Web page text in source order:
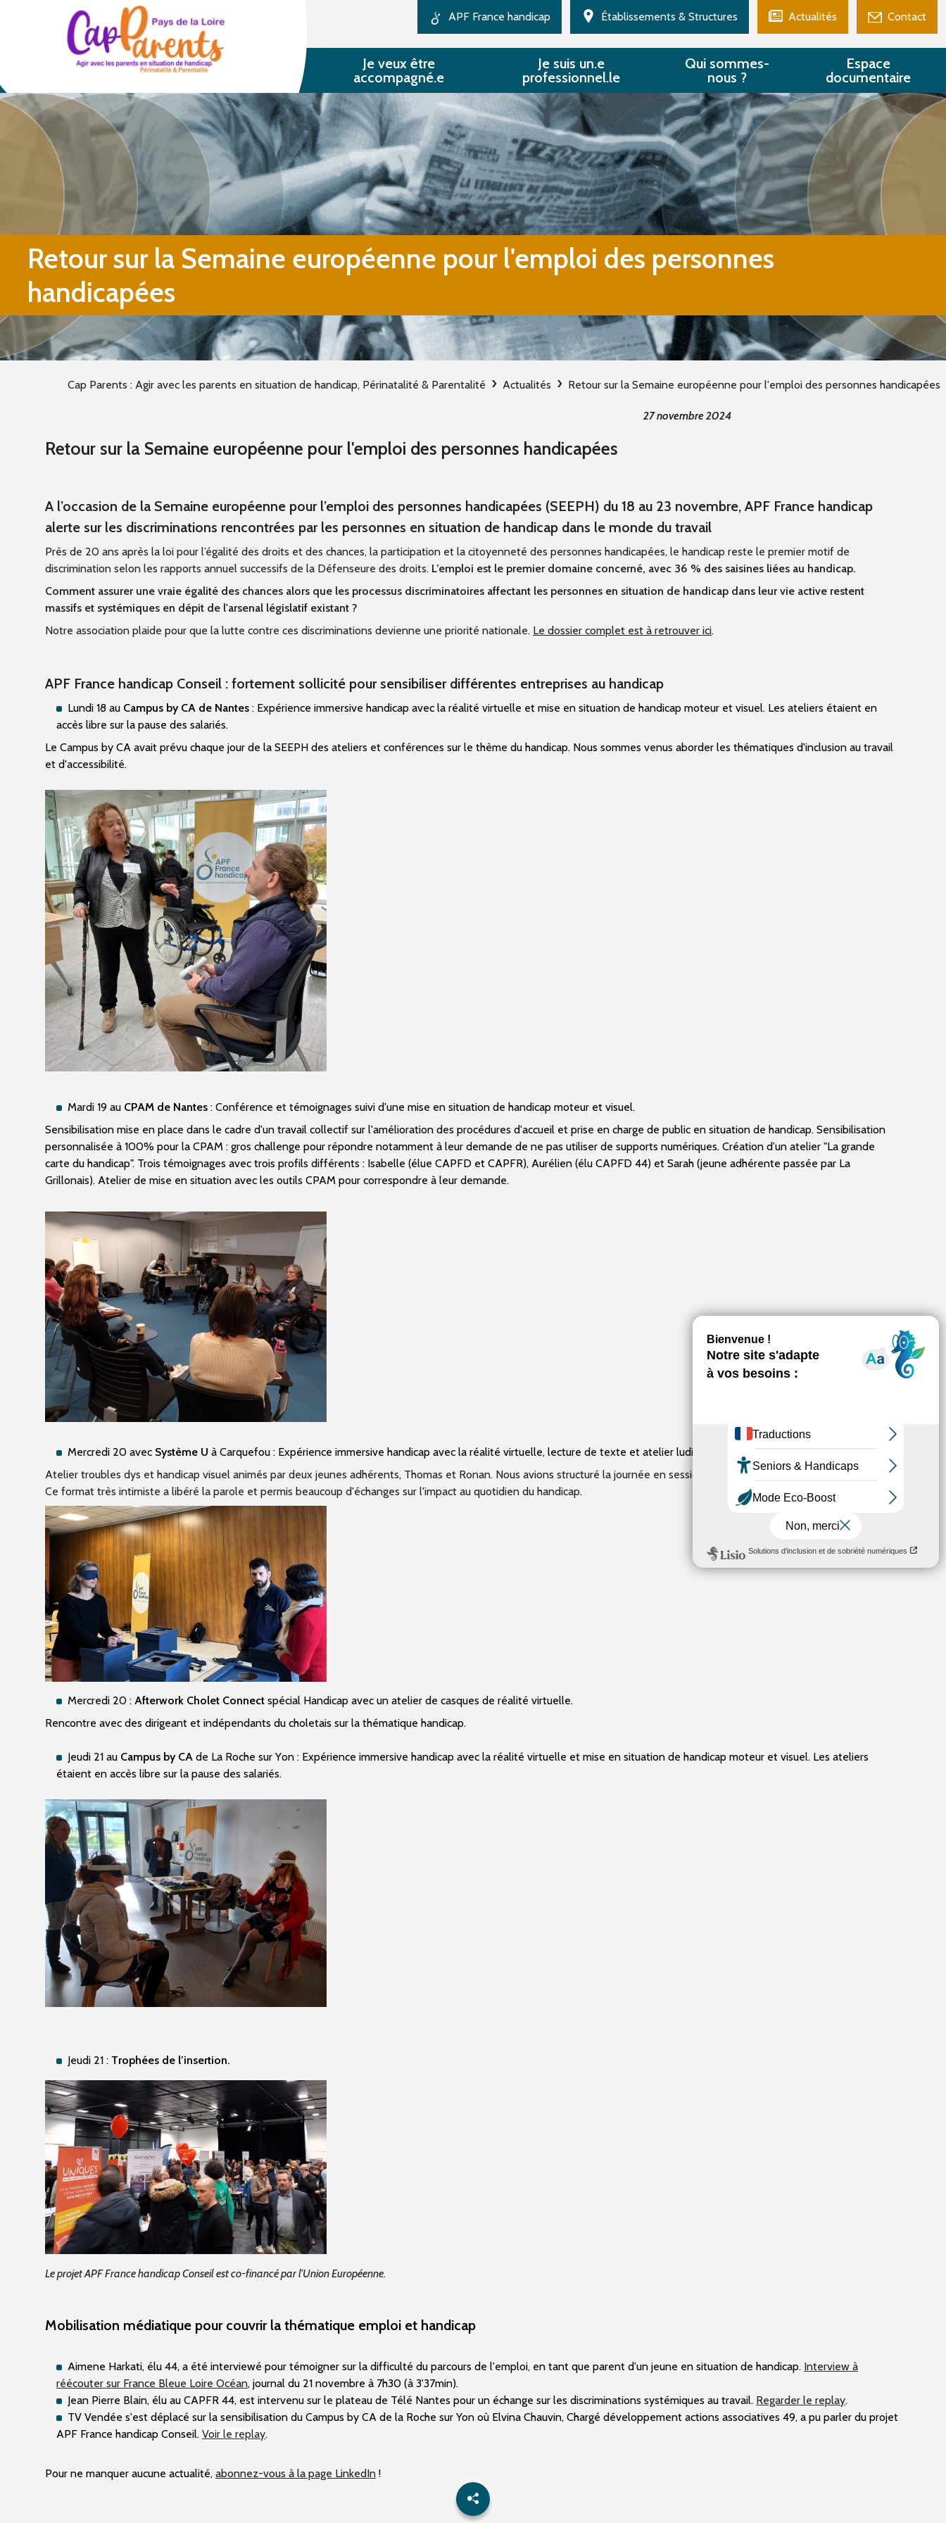
APF France handicap
Au national
Direction régionale
Délégation du Maine et
Loire
Établissements & Structures Actualités Contact
Je veux être
accompagné.e
Nos Missions
Je suis un.e
professionnel.le
Qui sommes-
nous ?
Espace
documentaire
Retour sur la Semaine européenne pour l'emploi des personnes
handicapées
Cap Parents : Agir avec les parents en situation de handicap, Périnatalité & Parentalité Actualités Retour sur la Semaine européenne pour l'emploi des personnes handicapées
27 novembre 2024
Retour sur la Semaine européenne pour l'emploi des personnes handicapées
A l’occasion de la Semaine européenne pour l’emploi des personnes handicapées (SEEPH) du 18 au 23 novembre, APF France handicap
alerte sur les discriminations rencontrées par les personnes en situation de handicap dans le monde du travail
Près de 20 ans après la loi pour l’égalité des droits et des chances, la participation et la citoyenneté des personnes handicapées, le handicap reste le premier motif de
discrimination selon les rapports annuel successifs de la Défenseure des droits. L’emploi est le premier domaine concerné, avec 36 % des saisines liées au handicap.
Comment assurer une vraie égalité des chances alors que les processus discriminatoires affectant les personnes en situation de handicap dans leur vie active restent
massifs et systémiques en dépit de l'arsenal législatif existant ?
Notre association plaide pour que la lutte contre ces discriminations devienne une priorité nationale. Le dossier complet est à retrouver ici.
APF France handicap Conseil : fortement sollicité pour sensibiliser différentes entreprises au handicap
Lundi 18 au Campus by CA de Nantes : Expérience immersive handicap avec la réalité virtuelle et mise en situation de handicap moteur et visuel. Les ateliers étaient en
accès libre sur la pause des salariés.
Le Campus by CA avait prévu chaque jour de la SEEPH des ateliers et conférences sur le thème du handicap. Nous sommes venus aborder les thématiques d'inclusion au travail
et d'accessibilité.
Mardi 19 au CPAM de Nantes : Conférence et témoignages suivi d'une mise en situation de handicap moteur et visuel.
Sensibilisation mise en place dans le cadre d'un travail collectif sur l'amélioration des procédures d'accueil et prise en charge de public en situation de handicap. Sensibilisation
personnalisée à 100% pour la CPAM : gros challenge pour répondre notamment à leur demande de ne pas utiliser de supports numériques. Création d'un atelier "La grande
carte du handicap". Trois témoignages avec trois profils différents : Isabelle (élue CAPFD et CAPFR), Aurélien (élu CAPFD 44) et Sarah (jeune adhérente passée par La
Grillonais). Atelier de mise en situation avec les outils CPAM pour correspondre à leur demande.
Mercredi 20 avec Système U à Carquefou : Expérience immersive handicap avec la réalité virtuelle, lecture de texte et atelier ludique.
Atelier troubles dys et handicap visuel animés par deux jeunes adhérents, Thomas et Ronan. Nous avions structuré la journée en session de 40mn avec des petits groupes de 6.
Ce format très intimiste a libéré la parole et permis beaucoup d'échanges sur l'impact au quotidien du handicap.
Mercredi 20 : Afterwork Cholet Connect spécial Handicap avec un atelier de casques de réalité virtuelle.
Rencontre avec des dirigeant et indépendants du choletais sur la thématique handicap.
Jeudi 21 au Campus by CA de La Roche sur Yon : Expérience immersive handicap avec la réalité virtuelle et mise en situation de handicap moteur et visuel. Les ateliers
étaient en accès libre sur la pause des salariés.
Jeudi 21 : Trophées de l’insertion.
Le projet APF France handicap Conseil est co-financé par l'Union Européenne.
Mobilisation médiatique pour couvrir la thématique emploi et handicap
Aimene Harkati, élu 44, a été interviewé pour témoigner sur la difficulté du parcours de l'emploi, en tant que parent d'un jeune en situation de handicap. Interview à
réécouter sur France Bleue Loire Océan, journal du 21 novembre à 7h30 (à 3'37min).
Jean Pierre Blain, élu au CAPFR 44, est intervenu sur le plateau de Télé Nantes pour un échange sur les discriminations systémiques au travail. Regarder le replay.
TV Vendée s'est déplacé sur la sensibilisation du Campus by CA de la Roche sur Yon où Elvina Chauvin, Chargé développement actions associatives 49, a pu parler du projet
APF France handicap Conseil. Voir le replay.
Pour ne manquer aucune actualité, abonnez-vous à la page LinkedIn !